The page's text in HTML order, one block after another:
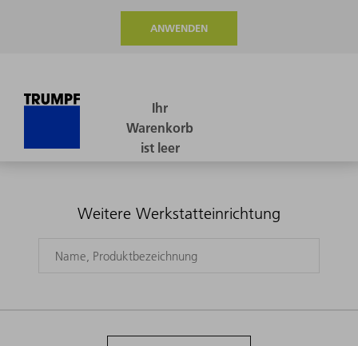
ANWENDEN
Weitere Werkstatteinrichtung